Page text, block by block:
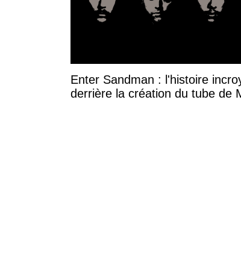
Enter Sandman : l'histoire
derrière la création du tube de